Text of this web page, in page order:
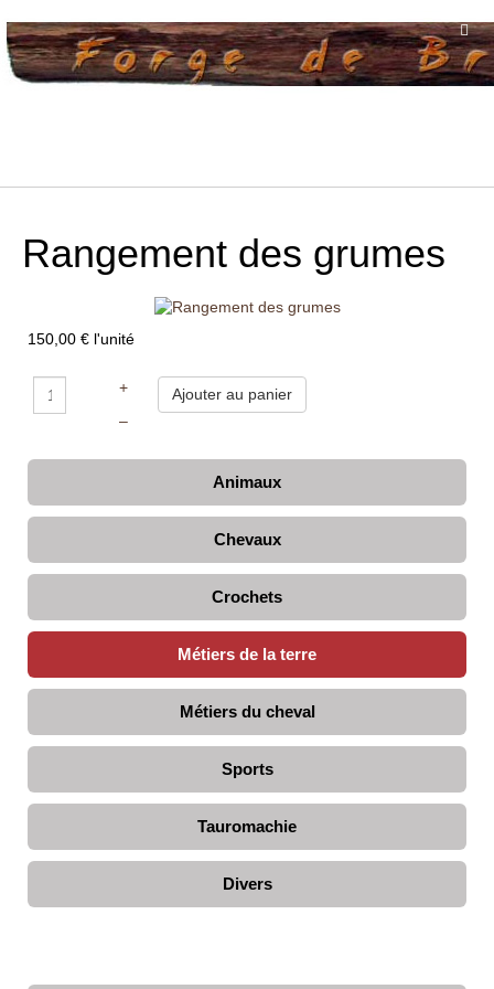
Rangement des grumes
150,00 € l'unité
+
–
Animaux
Chevaux
Crochets
Métiers de la terre
Métiers du cheval
Sports
Tauromachie
Divers